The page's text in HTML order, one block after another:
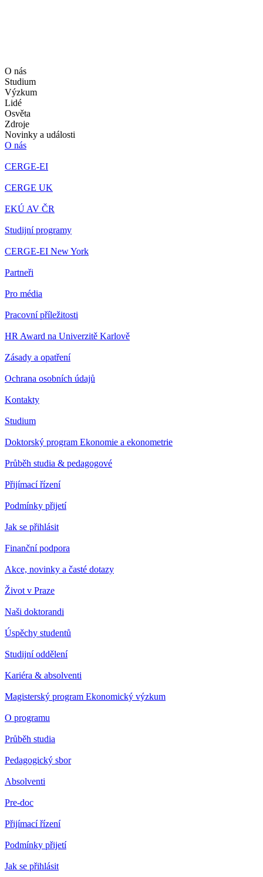
O nás
Studium
Výzkum
Lidé
Osvěta
Zdroje
Novinky a události
O nás
CERGE-EI
CERGE UK
EKÚ AV ČR
Studijní programy
CERGE-EI New York
Partneři
Pro média
Pracovní příležitosti
HR Award na Univerzitě Karlově
Zásady a opatření
Ochrana osobních údajů
Kontakty
Studium
Doktorský program Ekonomie a ekonometrie
Průběh studia & pedagogové
Přijímací řízení
Podmínky přijetí
Jak se přihlásit
Finanční podpora
Akce, novinky a časté dotazy
Život v Praze
Naši doktorandi
Úspěchy studentů
Studijní oddělení
Kariéra & absolventi
Magisterský program Ekonomický výzkum
O programu
Průběh studia
Pedagogický sbor
Absolventi
Pre-doc
Přijímací řízení
Podmínky přijetí
Jak se přihlásit